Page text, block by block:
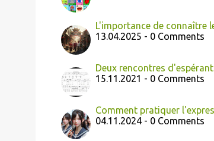
L'importance de connaître
13.04.2025 - 0 Comments
Deux rencontres
15.11.2021 - 0 Comments
Comment pratiquer
04.11.2024 - 0 Comments